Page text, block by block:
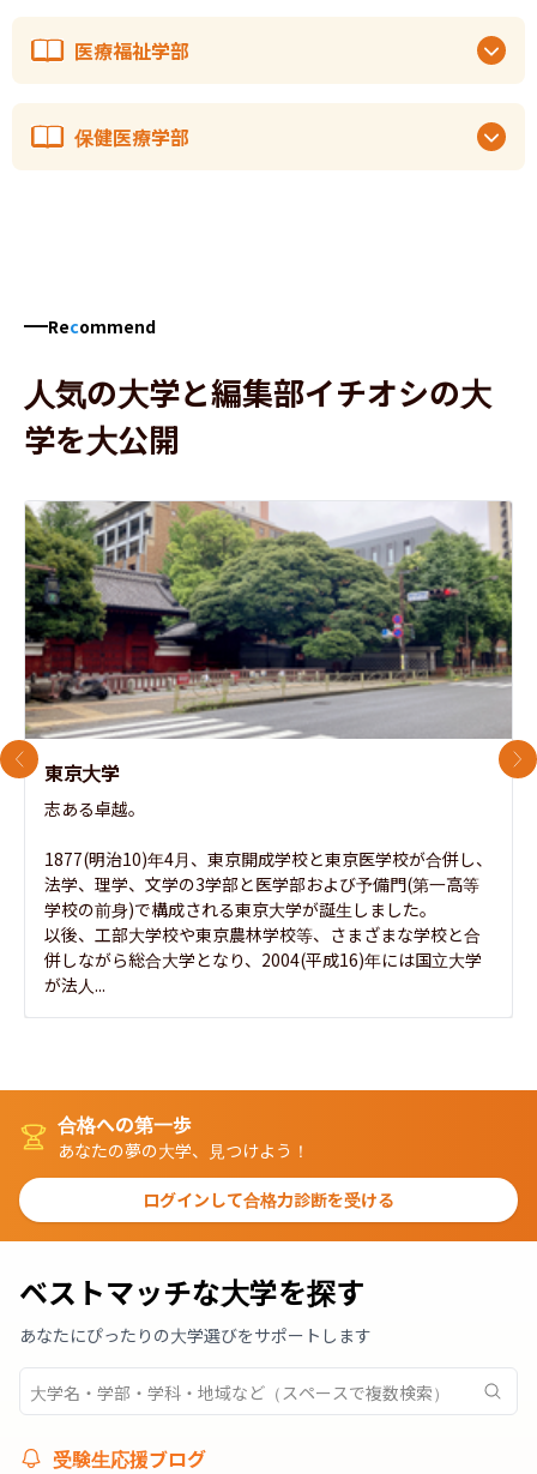
医療福祉学部
保健医療学部
Recommend
人気の大学と編集部イチオシの大
学を大公開
東京大学
志ある卓越。
1877(明治10)年4月、東京開成学校と東京医学校が合併し、
法学、理学、文学の3学部と医学部および予備門(第一高等
学校の前身)で構成される東京大学が誕生しました。
以後、工部大学校や東京農林学校等、さまざまな学校と合
併しながら総合大学となり、2004(平成16)年には国立大学
が法人...
前のスライド 次
合格への第一歩
あなたの夢の大学、見つけよう！
ログインして合格力診断を受ける
ベストマッチな大学を探す
あなたにぴったりの大学選びをサポートします
受験生応援ブログ